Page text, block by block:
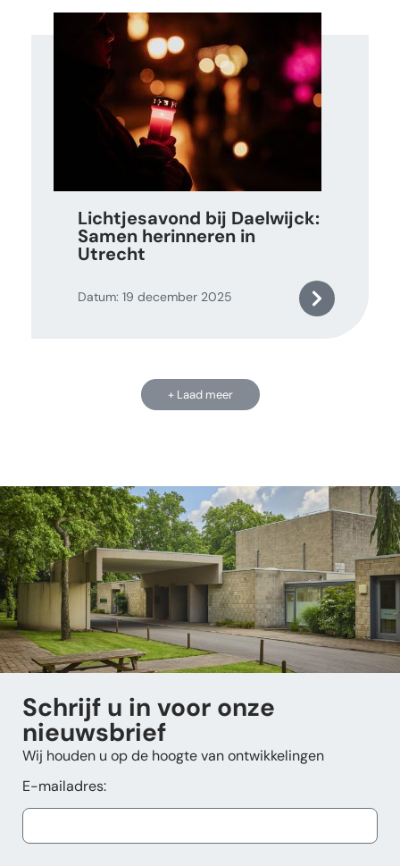
Lichtjesavond bij Daelwijck:
Samen herinneren in
Utrecht
Datum: 19 december 2025
+ Laad meer
Schrijf u in voor onze
nieuwsbrief
Wij houden u op de hoogte van ontwikkelingen
E-mailadres: